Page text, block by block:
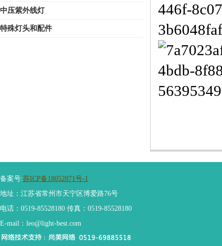
中压紫外线灯
特殊灯头和配件
备案号:苏ICP备18052871号-1
地址：江苏省常州市天宁区博爱路76号
电话：0519-85528180 传真：0519-85528180
E-mail：leo@light-best.com